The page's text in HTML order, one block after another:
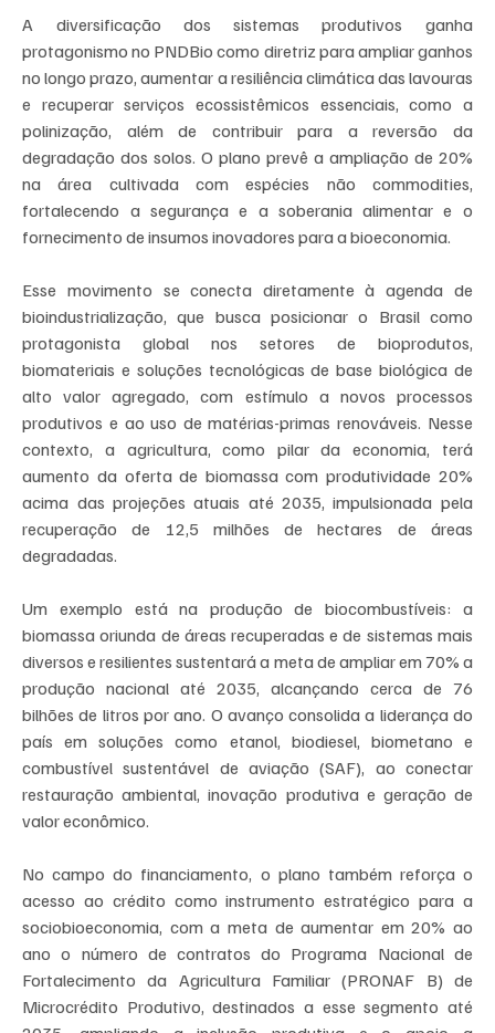
A diversificação dos sistemas produtivos ganha
protagonismo no PNDBio como diretriz para ampliar ganhos
no longo prazo, aumentar a resiliência climática das lavouras
e recuperar serviços ecossistêmicos essenciais, como a
polinização, além de contribuir para a reversão da
degradação dos solos. O plano prevê a ampliação de 20%
na área cultivada com espécies não commodities,
fortalecendo a segurança e a soberania alimentar e o
fornecimento de insumos inovadores para a bioeconomia.
Esse movimento se conecta diretamente à agenda de
bioindustrialização, que busca posicionar o Brasil como
protagonista global nos setores de bioprodutos,
biomateriais e soluções tecnológicas de base biológica de
alto valor agregado, com estímulo a novos processos
produtivos e ao uso de matérias-primas renováveis. Nesse
contexto, a agricultura, como pilar da economia, terá
aumento da oferta de biomassa com produtividade 20%
acima das projeções atuais até 2035, impulsionada pela
recuperação de 12,5 milhões de hectares de áreas
degradadas.
Um exemplo está na produção de biocombustíveis: a
biomassa oriunda de áreas recuperadas e de sistemas mais
diversos e resilientes sustentará a meta de ampliar em 70% a
produção nacional até 2035, alcançando cerca de 76
bilhões de litros por ano. O avanço consolida a liderança do
país em soluções como etanol, biodiesel, biometano e
combustível sustentável de aviação (SAF), ao conectar
restauração ambiental, inovação produtiva e geração de
valor econômico.
No campo do financiamento, o plano também reforça o
acesso ao crédito como instrumento estratégico para a
sociobioeconomia, com a meta de aumentar em 20% ao
ano o número de contratos do Programa Nacional de
Fortalecimento da Agricultura Familiar (PRONAF B) de
Microcrédito Produtivo, destinados a esse segmento até